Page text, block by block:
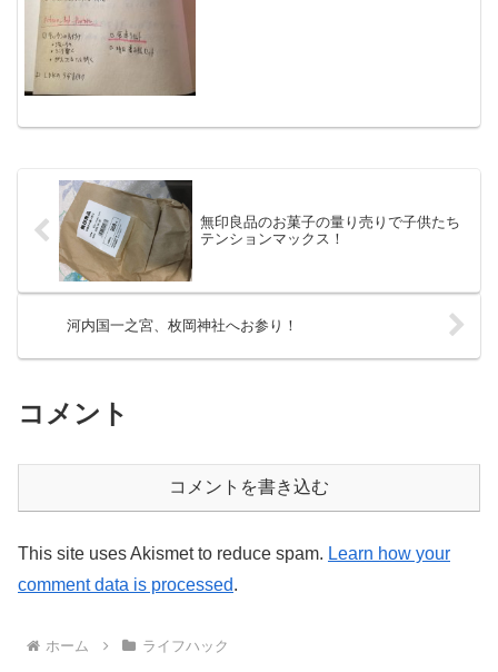
無印良品のお菓子の量り売りで子供たち
テンションマックス！
河内国一之宮、枚岡神社へお参り！
コメント
コメントを書き込む
This site uses Akismet to reduce spam. Learn how your
comment data is processed.
ホーム ライフハック